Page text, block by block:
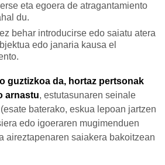
eta egoera de atragantamiento
du.
behar introducirse edo saiatu atera
edo janaria kausa el
guztizkoa da, hortaz pertsonak
arnastu, estutasunaren seinale
baterako, eskua lepoan jartzen
edo igoeraren mugimenduen
aireztapenaren saiakera bakoitzean